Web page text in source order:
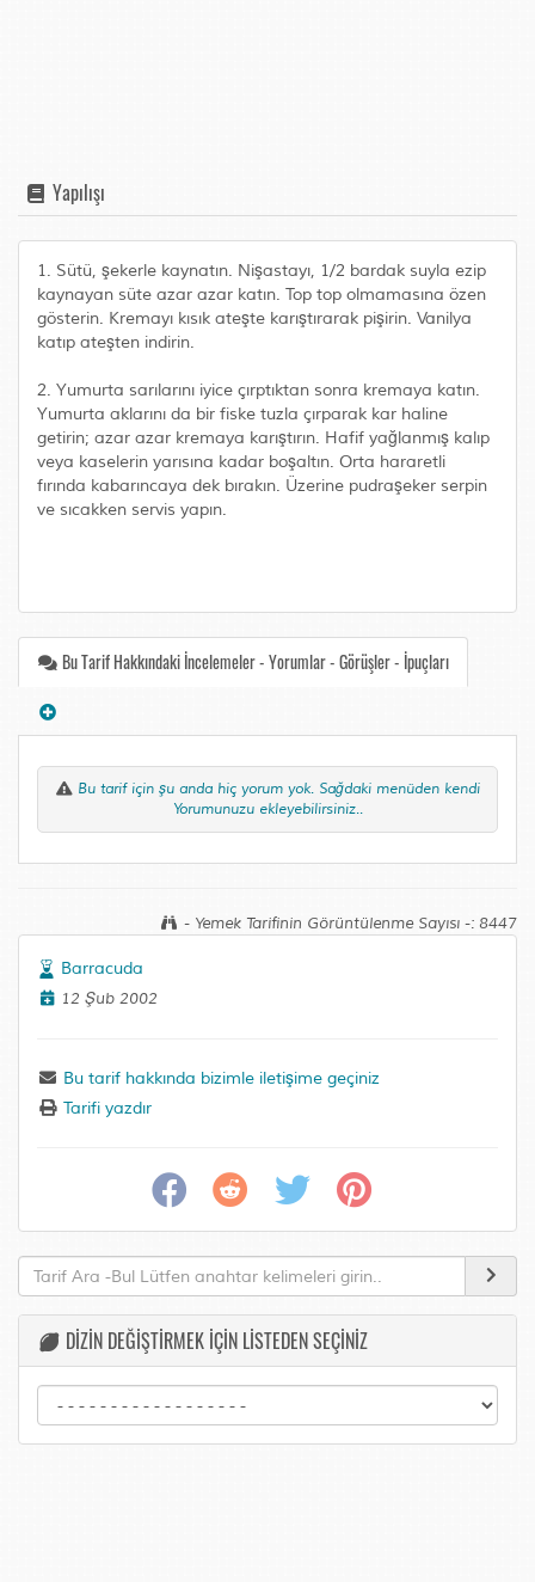
Yapılışı
1. Sütü, şekerle kaynatın. Nişastayı, 1/2 bardak suyla ezip
kaynayan süte azar azar katın. Top top olmamasına özen
gösterin. Kremayı kısık ateşte karıştırarak pişirin. Vanilya
katıp ateşten indirin.
2. Yumurta sarılarını iyice çırptıktan sonra kremaya katın.
Yumurta aklarını da bir fiske tuzla çırparak kar haline
getirin; azar azar kremaya karıştırın. Hafif yağlanmış kalıp
veya kaselerin yarısına kadar boşaltın. Orta hararetli
fırında kabarıncaya dek bırakın. Üzerine pudraşeker serpin
ve sıcakken servis yapın.
Bu Tarif Hakkındaki İncelemeler - Yorumlar - Görüşler - İpuçları
Bu tarif için şu anda hiç yorum yok. Sağdaki menüden kendi
Yorumunuzu ekleyebilirsiniz..
- Yemek Tarifinin Görüntülenme Sayısı -: 8447
Barracuda
12 Şub 2002
Bu tarif hakkında bizimle iletişime geçiniz
Tarifi yazdır
DİZİN DEĞİŞTİRMEK İÇİN LİSTEDEN SEÇİNİZ